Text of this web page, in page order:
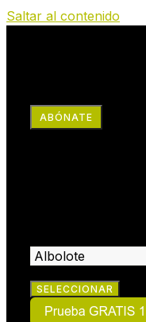
Saltar al contenido
ABÓNATE